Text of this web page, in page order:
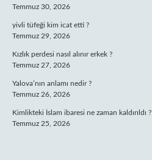
Temmuz 30, 2026
yivli tüfeği kim icat etti ?
Temmuz 29, 2026
Kızlık perdesi nasıl alınır erkek ?
Temmuz 27, 2026
Yalova’nın anlamı nedir ?
Temmuz 26, 2026
Kimlikteki İslam ibaresi ne zaman kaldırıldı ?
Temmuz 25, 2026